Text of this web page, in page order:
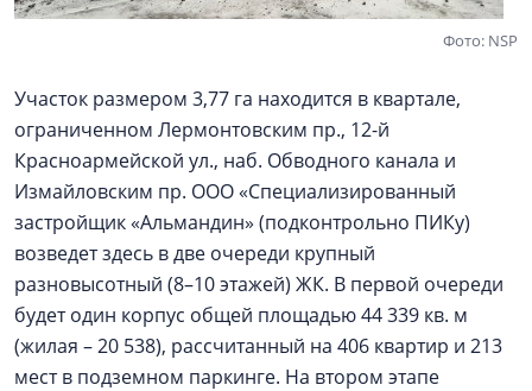
Фото: NSP
Участок размером 3,77 га находится в квартале,
ограниченном Лермонтовским пр., 12-й
Красноармейской ул., наб. Обводного канала и
Измайловским пр. ООО «Специализированный
застройщик «Альмандин» (подконтрольно ПИКу)
возведет здесь в две очереди крупный
разновысотный (8–10 этажей) ЖК. В первой очереди
будет один корпус общей площадью 44 339 кв. м
(жилая – 20 538), рассчитанный на 406 квартир и 213
мест в подземном паркинге. На втором этапе